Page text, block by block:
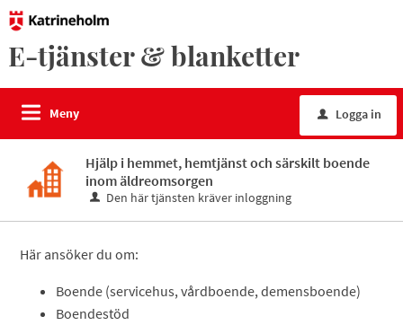
E-tjänster & blanketter
Meny u Logga in
Hjälp i hemmet, hemtjänst och särskilt boende
inom äldreomsorgen
Den här tjänsten kräver inloggning
Här ansöker du om:
Boende (servicehus, vårdboende, demensboende)
Boendestöd